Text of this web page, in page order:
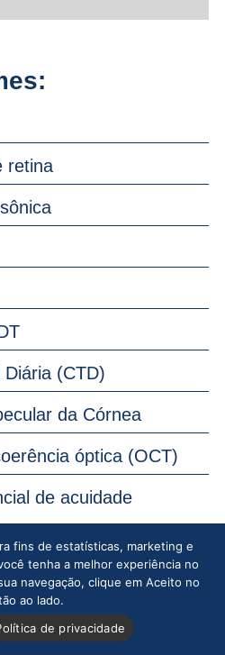
dúvidas
retina
Diária (CTD)
da Córnea
óptica (OCT)
de acuidade
fins de estatísticas, marketing e
tenha a melhor experiência no
navegação, clique em Aceito no
ao lado.
de privacidade